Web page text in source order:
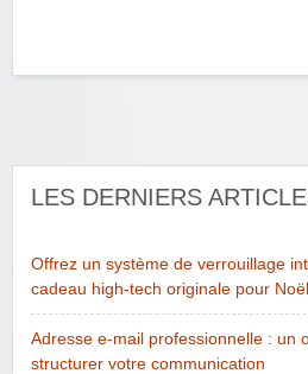
LES DERNIERS
Offrez un système de verrouillage
cadeau high-tech originale pour Noël
Adresse e-mail professionnelle : un
structurer votre communication